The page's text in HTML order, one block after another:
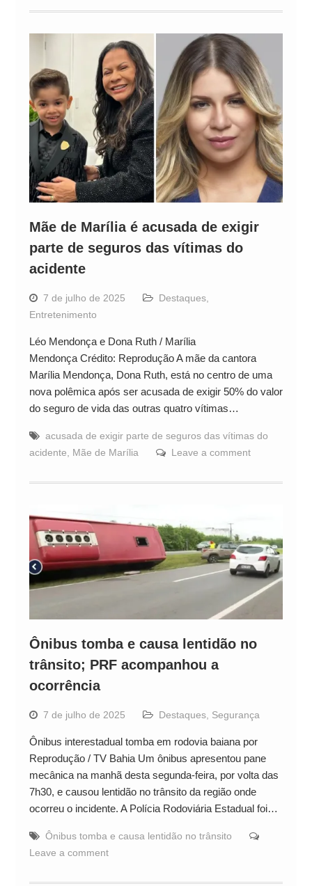
Mãe de Marília é acusada de exigir
parte de seguros das vítimas do
acidente
7 de julho de 2025 Destaques,
Entretenimento
Léo Mendonça e Dona Ruth / Marília
Mendonça Crédito: Reprodução A mãe da cantora
Marília Mendonça, Dona Ruth, está no centro de uma
nova polêmica após ser acusada de exigir 50% do valor
do seguro de vida das outras quatro vítimas…
acusada de exigir parte de seguros das vítimas do
acidente
Mãe de Marília Leave a comment
Ônibus tomba e causa lentidão no
trânsito; PRF acompanhou a
ocorrência
7 de julho de 2025 Destaques, Segurança
Ônibus interestadual tomba em rodovia baiana por
Reprodução / TV Bahia Um ônibus apresentou pane
mecânica na manhã desta segunda-feira, por volta das
7h30, e causou lentidão no trânsito da região onde
ocorreu o incidente. A Polícia Rodoviária Estadual foi…
Ônibus tomba e causa lentidão no trânsito
Leave a comment